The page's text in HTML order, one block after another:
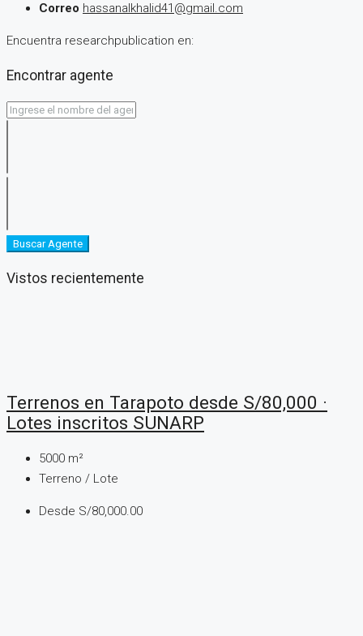
Correo hassanalkhalid41@gmail.com
Encuentra researchpublication en:
Encontrar agente
Buscar Agente
Vistos recientemente
Terrenos en Tarapoto desde S/80,000 ·
Lotes inscritos SUNARP
5000 m²
Terreno / Lote
Desde S/80,000.00